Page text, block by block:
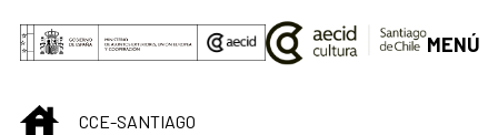
Saltar al contenido principal
MENÚ
INICIOCCE-SANTIAGO